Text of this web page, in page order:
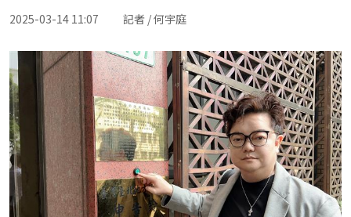
2025-03-14 11:07 記者 / 何宇庭